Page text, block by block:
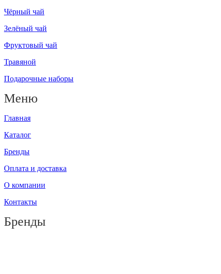
Чёрный чай
Зелёный чай
Фруктовый чай
Травяной
Подарочные наборы
Меню
Главная
Каталог
Бренды
Оплата и доставка
О компании
Контакты
Бренды